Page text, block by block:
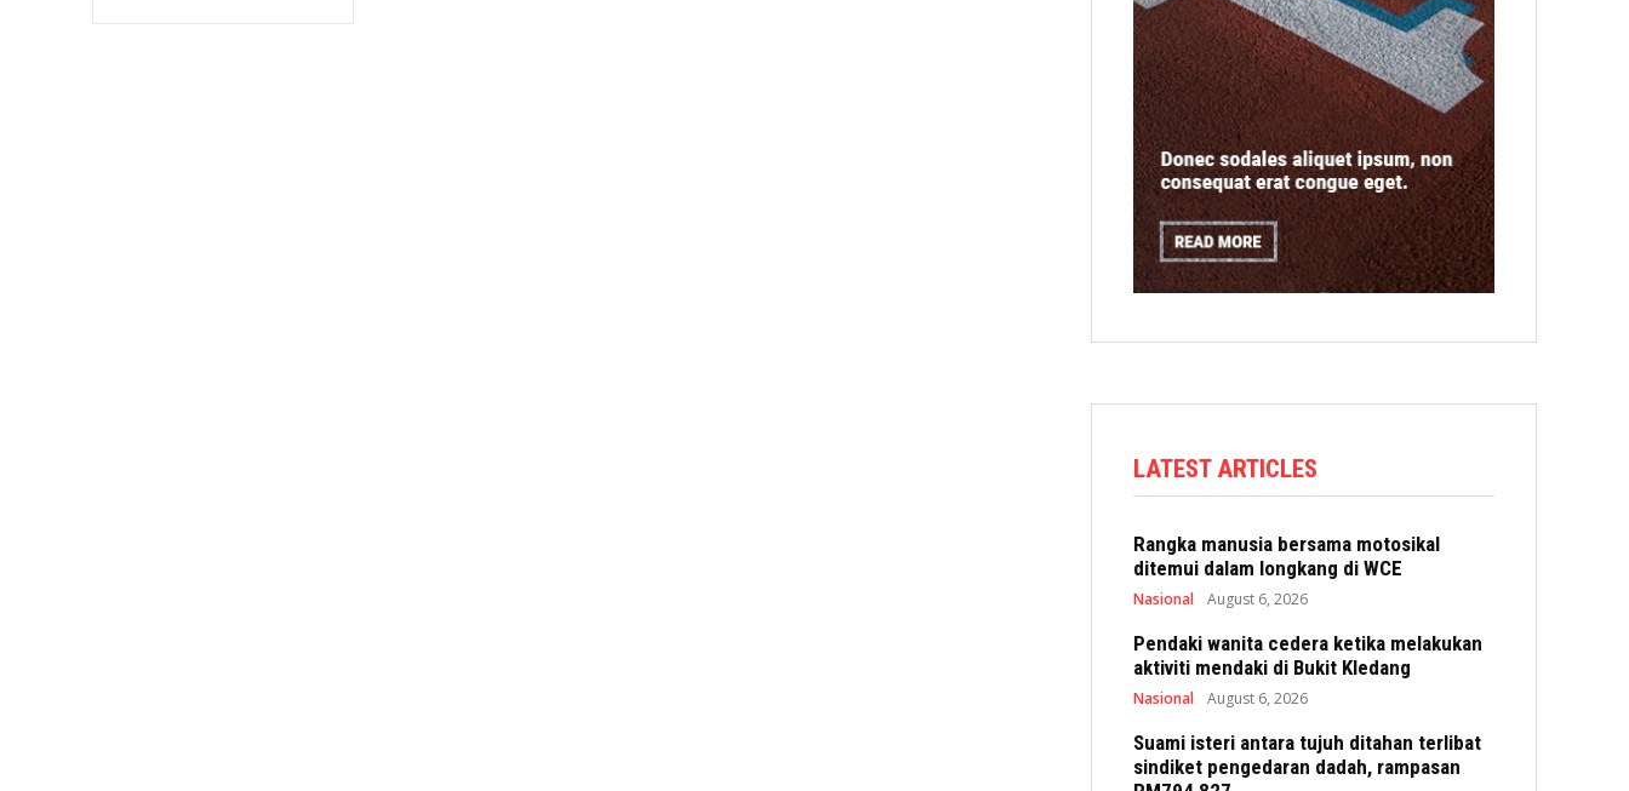
LATEST ARTICLES
Rangka manusia bersama motosikal
ditemui dalam longkang di WCE
Nasional August 6, 2026
Pendaki wanita cedera ketika melakukan
aktiviti mendaki di Bukit Kledang
Nasional August 6, 2026
Suami isteri antara tujuh ditahan terlibat
sindiket pengedaran dadah, rampasan